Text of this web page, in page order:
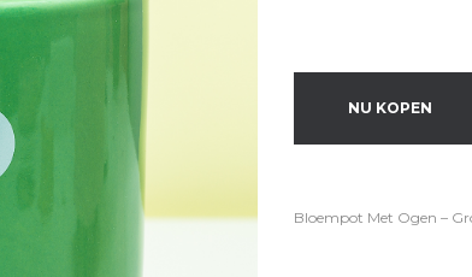
NU KOPEN
Bloempot Met Ogen –